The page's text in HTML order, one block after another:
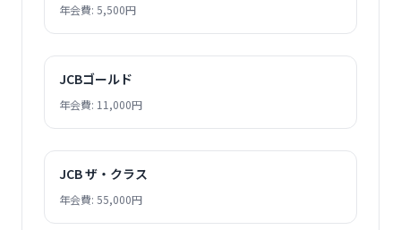
年会費: 5,500円
JCBゴールド
年会費: 11,000円
JCB ザ・クラス
年会費: 55,000円